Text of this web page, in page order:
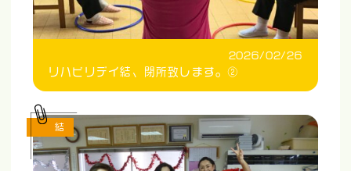
2026/02/26
リハビリデイ結、閉所致します。②
結